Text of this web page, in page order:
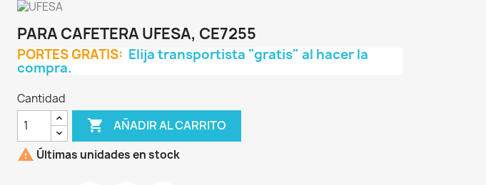
PARA CAFETERA UFESA, CE7255
PORTES GRATIS: Elija transportista "gratis" al hacer la
compra.
Cantidad
 AÑADIR AL CARRITO
 Últimas unidades en stock